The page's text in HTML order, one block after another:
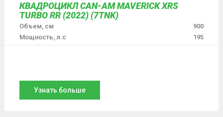
КВАДРОЦИКЛ CAN-AM MAVERICK XRS
TURBO RR (2022) (7TNK)
Объем, см
900
Мощность, л.с
195
Узнать больше